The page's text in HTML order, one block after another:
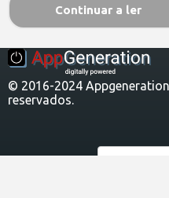
Continuar a ler
© 2016-2024
reservados.